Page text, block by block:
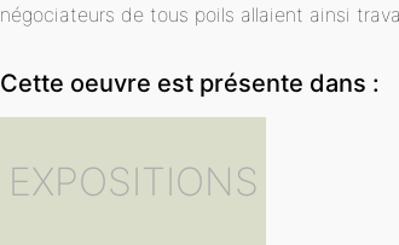
négociateurs de tous poils allaient ainsi
Cette oeuvre est présente dans :
EXPOSITIONS